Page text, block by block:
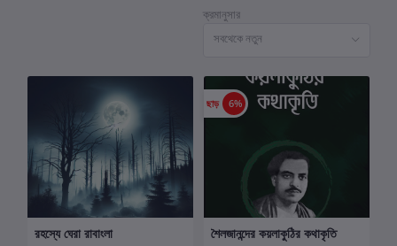
ক্রমানুসার
সবথেকে নতুন
কার্টে যোগ করুন
রহস্যে ঘেরা রাবাংলা
ছাড় 6%
কার্টে যোগ করুন
শৈলজানন্দের কয়লাকুঠির কথাকৃতি